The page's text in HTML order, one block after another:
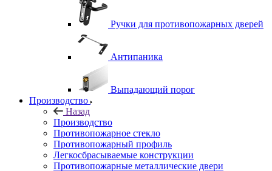
Ручки для противопожарных дверей
Антипаника
Выпадающий порог
Производство
Назад
Производство
Противопожарное стекло
Противопожарный профиль
Легкосбрасываемые конструкции
Противопожарные металлические двери